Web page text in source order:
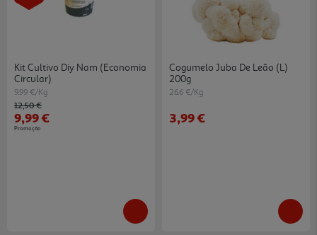
Kit Cultivo Diy Nam (economia
Circular)
9.99 €/Kg
Price reduced from
12,50 €to
9,99 €
Promoção
Cogumelo Juba De Leão (l)
200g
26.6 €/Kg
3,99 €